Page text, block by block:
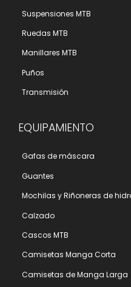
Suspensiones MTB
Ruedas MTB
Manillares MTB
Puños
Transmisión
EQUIPAMIENTO
Gafas de máscara
Guantes
Mochilas y Riñoneras de
Calzado
Cascos MTB
Camisetas Manga Corta
Camisetas de Manga Larga